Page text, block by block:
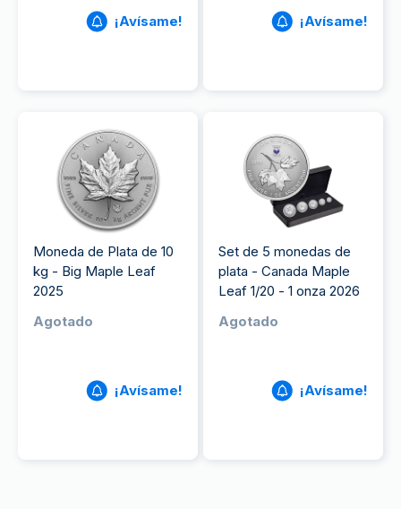
¡Avísame! ¡Avísame!
Moneda de Plata de 10
kg - Big Maple Leaf
2025
Agotado
¡Avísame!
Set de 5 monedas de
plata - Canada Maple
Leaf 1/20 - 1 onza 2026
Agotado
¡Avísame!